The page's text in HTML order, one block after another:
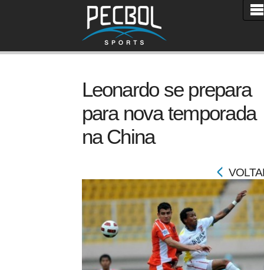
Leonardo se prepara
para nova temporada
na China